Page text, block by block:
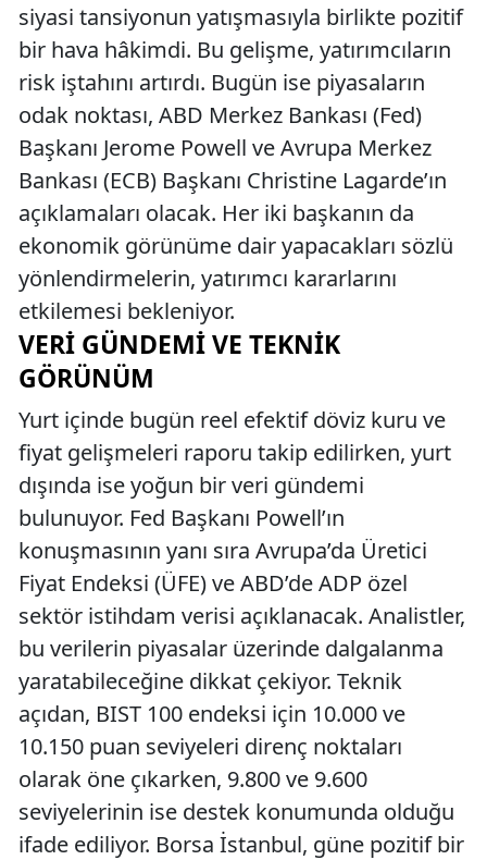
siyasi tansiyonun yatışmasıyla birlikte pozitif
bir hava hâkimdi. Bu gelişme, yatırımcıların
risk iştahını artırdı. Bugün ise piyasaların
odak noktası, ABD Merkez Bankası (Fed)
Başkanı Jerome Powell ve Avrupa Merkez
Bankası (ECB) Başkanı Christine Lagarde’ın
açıklamaları olacak. Her iki başkanın da
ekonomik görünüme dair yapacakları sözlü
yönlendirmelerin, yatırımcı kararlarını
etkilemesi bekleniyor.
VERI GÜNDEMI VE TEKNIK
GÖRÜNÜM
Yurt içinde bugün reel efektif döviz kuru ve
fiyat gelişmeleri raporu takip edilirken, yurt
dışında ise yoğun bir veri gündemi
bulunuyor. Fed Başkanı Powell’ın
konuşmasının yanı sıra Avrupa’da Üretici
Fiyat Endeksi (ÜFE) ve ABD’de ADP özel
sektör istihdam verisi açıklanacak. Analistler,
bu verilerin piyasalar üzerinde dalgalanma
yaratabileceğine dikkat çekiyor. Teknik
açıdan, BIST 100 endeksi için 10.000 ve
10.150 puan seviyeleri direnç noktaları
olarak öne çıkarken, 9.800 ve 9.600
seviyelerinin ise destek konumunda olduğu
ifade ediliyor. Borsa İstanbul, güne pozitif bir